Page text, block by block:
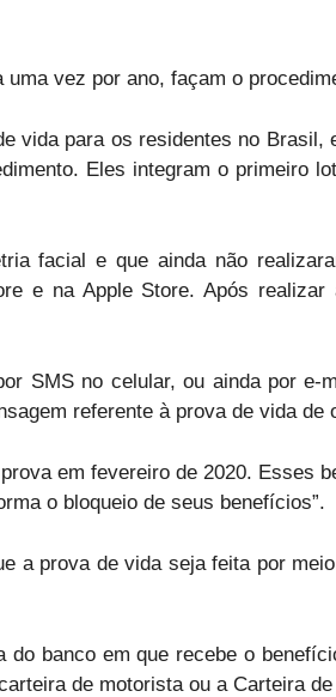
vez por ano, façam o
vida para os residentes no
Eles integram o primeiro
facial e que ainda não
e na Apple Store. Após
SMS no celular, ou ainda por
referente à prova de vida
em fevereiro de 2020. Esses
o bloqueio de seus benefícios”.
a prova de vida seja feita por
banco em que recebe o
de motorista ou a Carteira de